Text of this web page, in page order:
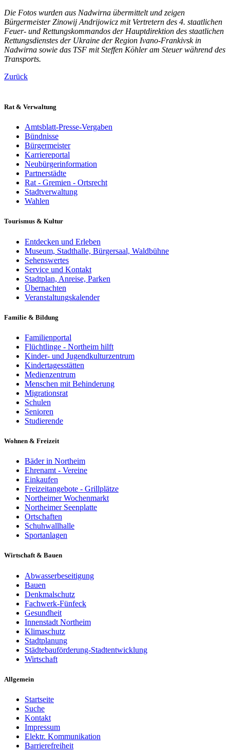
Die Fotos wurden aus Nadwirna übermittelt und zeigen
Bürgermeister Zinowij Andrijowicz mit Vertretern des 4. staatlichen
Feuer- und Rettungskommandos der Hauptdirektion des staatlichen
Rettungsdienstes der Ukraine der Region Ivano-Frankivsk in
Nadwirna sowie das TSF mit Steffen Köhler am Steuer während des
Transports.
Zurück
Rat & Verwaltung
Amtsblatt-Presse-Vergaben
Bündnisse
Bürgermeister
Karriereportal
Neubürgerinformation
Partnerstädte
Rat - Gremien - Ortsrecht
Stadtverwaltung
Wahlen
Tourismus & Kultur
Entdecken und Erleben
Museum, Stadthalle, Bürgersaal, Waldbühne
Sehenswertes
Service und Kontakt
Stadtplan, Anreise, Parken
Übernachten
Veranstaltungskalender
Familie & Bildung
Familienportal
Flüchtlinge - Northeim hilft
Kinder- und Jugendkulturzentrum
Kindertagesstätten
Medienzentrum
Menschen mit Behinderung
Migrationsrat
Schulen
Senioren
Studierende
Wohnen & Freizeit
Bäder in Northeim
Ehrenamt - Vereine
Einkaufen
Freizeitangebote - Grillplätze
Northeimer Wochenmarkt
Northeimer Seenplatte
Ortschaften
Schuhwallhalle
Sportanlagen
Wirtschaft & Bauen
Abwasserbeseitigung
Bauen
Denkmalschutz
Fachwerk-Fünfeck
Gesundheit
Innenstadt Northeim
Klimaschutz
Stadtplanung
Städtebauförderung-Stadtentwicklung
Wirtschaft
Allgemein
Startseite
Suche
Kontakt
Impressum
Elektr. Kommunikation
Barrierefreiheit